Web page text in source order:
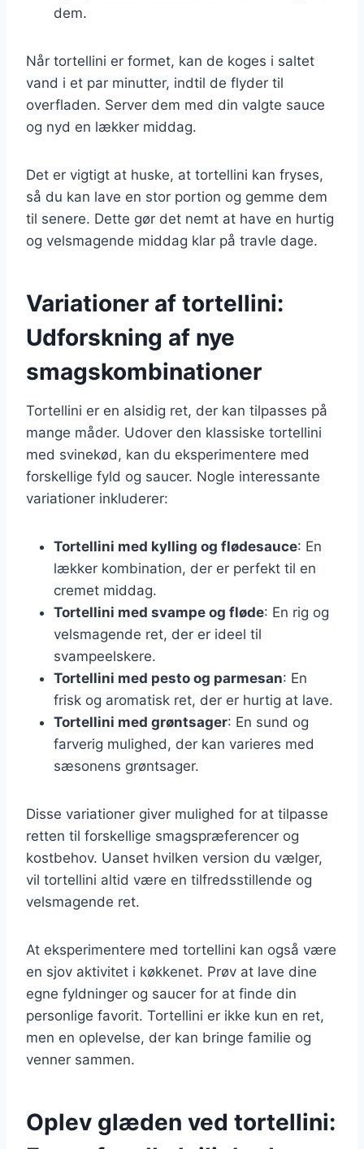
dem.
Når tortellini er formet, kan de koges i saltet
vand i et par minutter, indtil de flyder til
overfladen. Server dem med din valgte sauce
og nyd en lækker middag.
Det er vigtigt at huske, at tortellini kan fryses,
så du kan lave en stor portion og gemme dem
til senere. Dette gør det nemt at have en hurtig
og velsmagende middag klar på travle dage.
Variationer af tortellini:
Udforskning af nye
smagskombinationer
Tortellini er en alsidig ret, der kan tilpasses på
mange måder. Udover den klassiske tortellini
med svinekød, kan du eksperimentere med
forskellige fyld og saucer. Nogle interessante
variationer inkluderer:
Tortellini med kylling og flødesauce: En
lækker kombination, der er perfekt til en
cremet middag.
Tortellini med svampe og fløde: En rig og
velsmagende ret, der er ideel til
svampeelskere.
Tortellini med pesto og parmesan: En
frisk og aromatisk ret, der er hurtig at lave.
Tortellini med grøntsager: En sund og
farverig mulighed, der kan varieres med
sæsonens grøntsager.
Disse variationer giver mulighed for at tilpasse
retten til forskellige smagspræferencer og
kostbehov. Uanset hvilken version du vælger,
vil tortellini altid være en tilfredsstillende og
velsmagende ret.
At eksperimentere med tortellini kan også være
en sjov aktivitet i køkkenet. Prøv at lave dine
egne fyldninger og saucer for at finde din
personlige favorit. Tortellini er ikke kun en ret,
men en oplevelse, der kan bringe familie og
venner sammen.
Oplev glæden ved tortellini: